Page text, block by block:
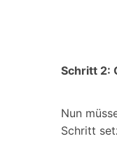
Schritt 2:
Nun
Schritt